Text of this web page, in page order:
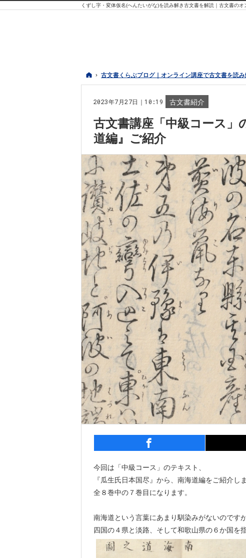
ホーム
古文書くらぶブログ｜オンライン講座で古文書を読み
2023年7月27日｜10:19 古文書紹介
古文書講座「中級コース」
道編』ご紹介
くずし字・変体仮名(へんたいがな)を読み解き古文書を解読｜古文書の
今回は「中級コース」のテキスト、
『瓜生氏日本国尽』から、南海道編をご紹介しま
全８巻中の７巻目になります。
南海道という言葉にあまり馴染みがないのですが
四国の４県と淡路、そして和歌山県の６か国を指
ホーム
古文書くらぶブログ｜オンライン講座で古文書を読み